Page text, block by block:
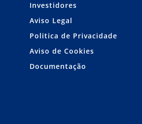
Investidores
Aviso Legal
Politica de Privacidade
Aviso de Cookies
Documentação